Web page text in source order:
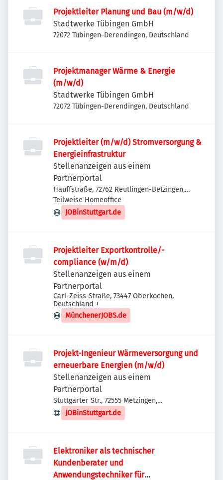
Projektleiter Planung und Bau (m/w/d)
Stadtwerke Tübingen GmbH
72072 Tübingen-Derendingen, Deutschland
Projektmanager Wärme & Energie
(m/w/d)
Stadtwerke Tübingen GmbH
72072 Tübingen-Derendingen, Deutschland
Projektleiter (m/w/d) Stromversorgung &
Energieinfrastruktur
Stellenanzeigen aus einem
Partnerportal
Hauffstraße, 72762 Reutlingen-Betzingen,
Deutschland
Teilweise Homeoffice
JOBinStuttgart.de
Projektleiter Exportkontrolle/-
compliance (w/m/d)
Stellenanzeigen aus einem
Partnerportal
Carl-Zeiss-Straße, 73447 Oberkochen,
Deutschland +
MünchenerJOBS.de
Projekt-Ingenieur Wärmeversorgung und
erneuerbare Energien (m/w/d)
Stellenanzeigen aus einem
Partnerportal
Stuttgarter Str., 72555 Metzingen,
Deutschland
JOBinStuttgart.de
Elektroniker als technischer
Kundenberater und
Anwendungstechniker für